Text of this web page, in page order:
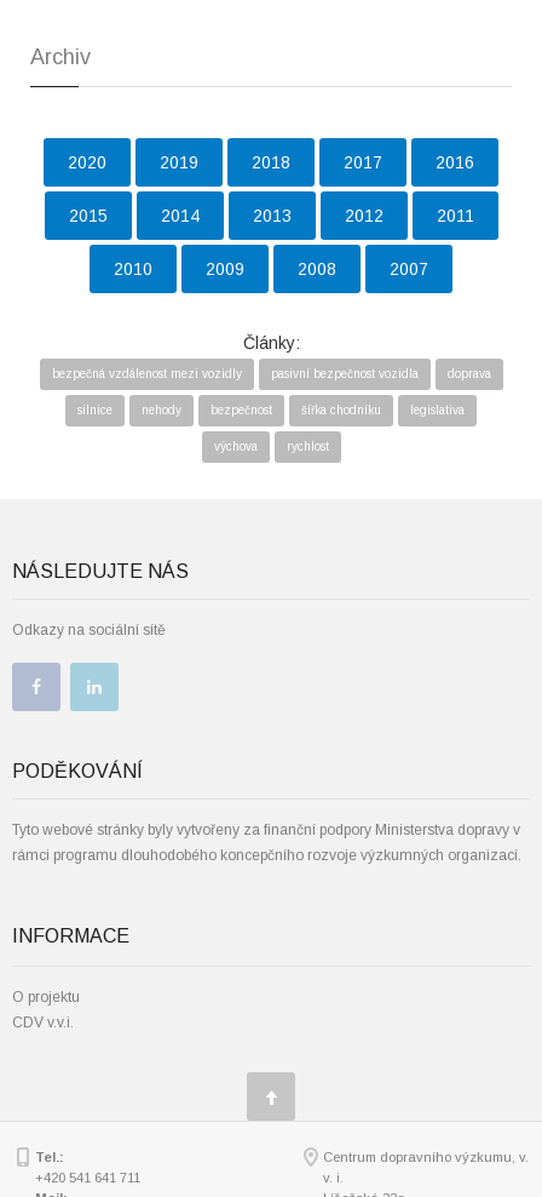
Archiv
2020 2019 2018 2017 2016
2015 2014 2013 2012 2011
2010 2009 2008 2007
Články:
bezpečná vzdálenost mezi vozidly pasivní bezpečnost vozidla doprava
silnice nehody bezpečnost šířka chodníku legislativa
výchova rychlost
NÁSLEDUJTE NÁS
Odkazy na sociální sítě
PODĚKOVÁNÍ
Tyto webové stránky byly vytvořeny za finanční podpory Ministerstva dopravy v
rámci programu dlouhodobého koncepčního rozvoje výzkumných organizací.
INFORMACE
O projektu
CDV v.v.i.
Tel.:
+420 541 641 711
Centrum dopravního výzkumu, v.
v. i.